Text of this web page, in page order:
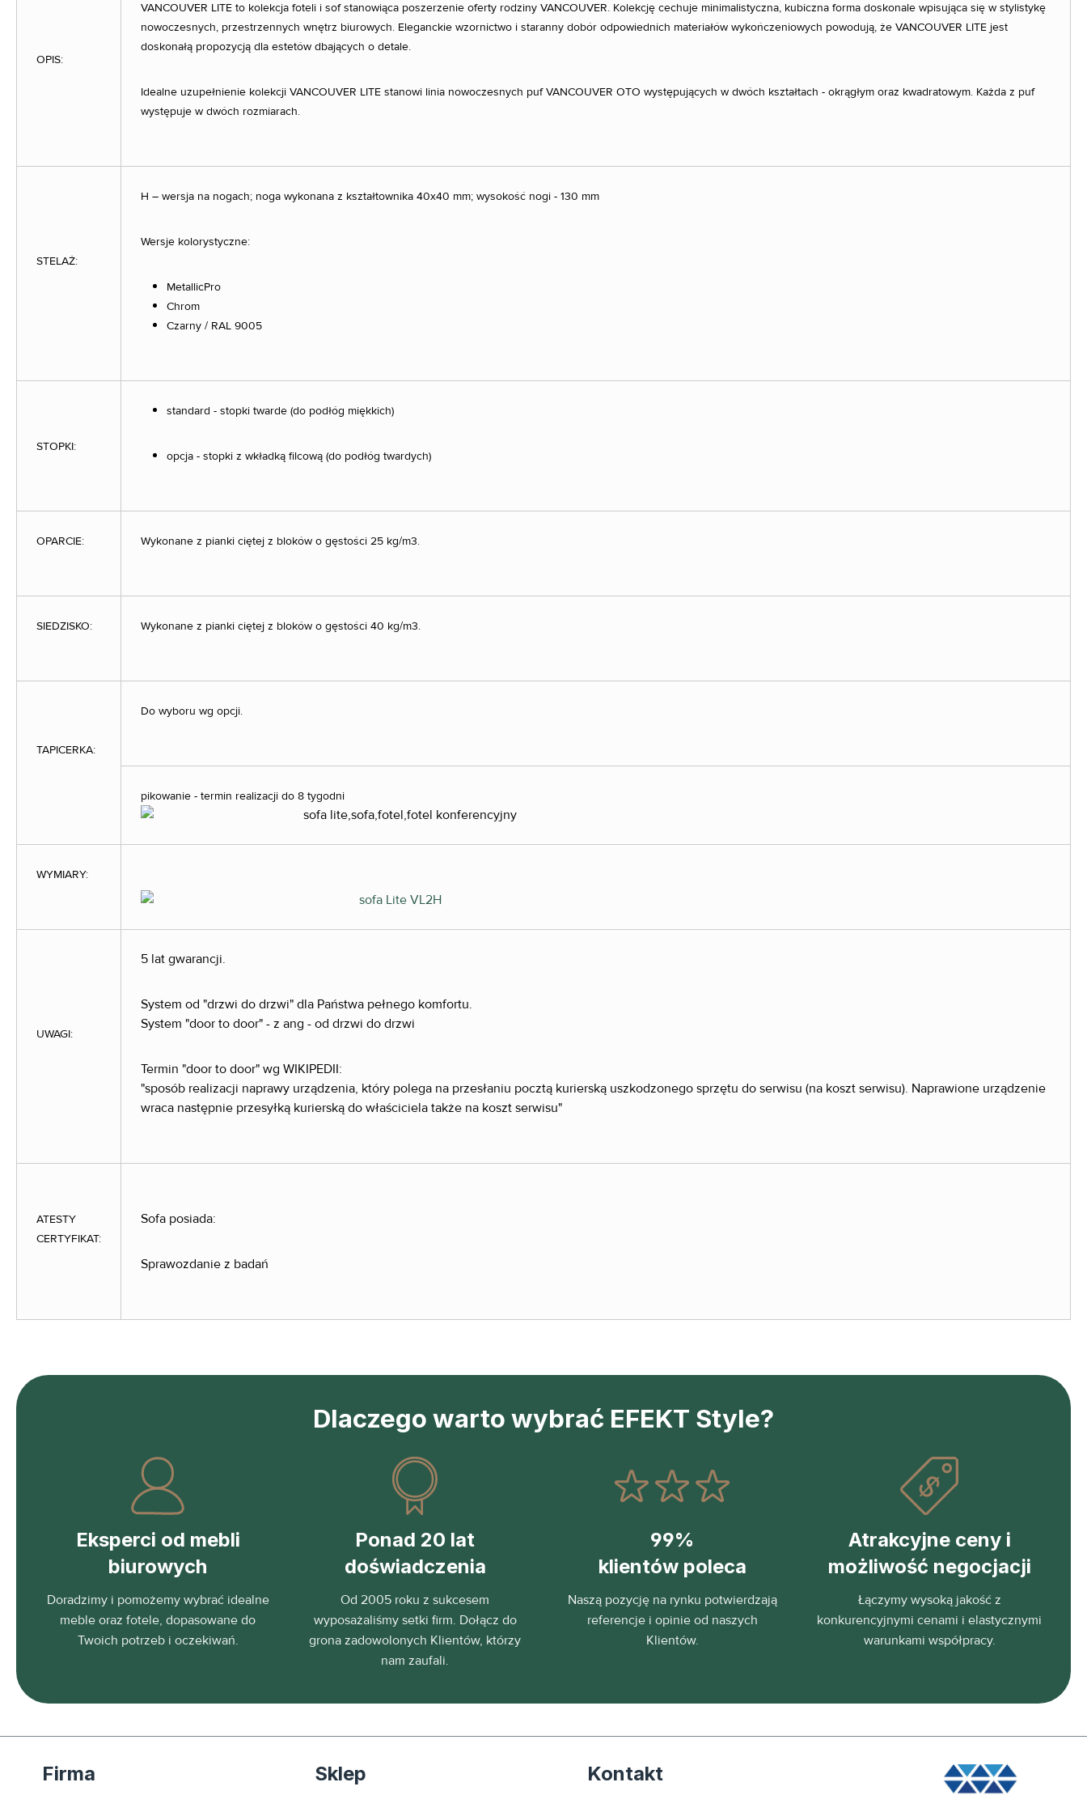
OPIS:
VANCOUVER LITE to kolekcja foteli i sof stanowiąca poszerzenie oferty rodziny VANCOUVER. Kolekcję cechuje minimalistyczna, kubiczna forma doskonale wpisująca się w stylistykę
nowoczesnych, przestrzennych wnętrz biurowych. Eleganckie wzornictwo i staranny dobór odpowiednich materiałów wykończeniowych powodują, że VANCOUVER LITE jest
doskonałą propozycją dla estetów dbających o detale.
Idealne uzupełnienie kolekcji VANCOUVER LITE stanowi linia nowoczesnych puf VANCOUVER OTO występujących w dwóch kształtach - okrągłym oraz kwadratowym. Każda z puf
występuje w dwóch rozmiarach.
STELAŻ:
H – wersja na nogach; noga wykonana z kształtownika 40x40 mm; wysokość nogi - 130 mm
Wersje kolorystyczne:
MetallicPro
Chrom
Czarny / RAL 9005
STOPKI:
standard - stopki twarde (do podłóg miękkich)
opcja - stopki z wkładką filcową (do podłóg twardych)
OPARCIE: Wykonane z pianki ciętej z bloków o gęstości 25 kg/m3.
SIEDZISKO: Wykonane z pianki ciętej z bloków o gęstości 40 kg/m3.
TAPICERKA:
Do wyboru wg opcji.
pikowanie - termin realizacji do 8 tygodni
WYMIARY:
UWAGI:
5 lat gwarancji.
System od "drzwi do drzwi" dla Państwa pełnego komfortu.
System "door to door" - z ang - od drzwi do drzwi
Termin "door to door" wg WIKIPEDII:
"sposób realizacji naprawy urządzenia, który polega na przesłaniu pocztą kurierską uszkodzonego sprzętu do serwisu (na koszt serwisu). Naprawione urządzenie
wraca następnie przesyłką kurierską do właściciela także na koszt serwisu"
ATESTY
CERTYFIKAT:
Sofa posiada:
Sprawozdanie z badań
Dlaczego warto wybrać EFEKT Style?
Eksperci od mebli
biurowych
Doradzimy i pomożemy wybrać idealne
meble oraz fotele, dopasowane do
Twoich potrzeb i oczekiwań.
Ponad 20 lat
doświadczenia
Od 2005 roku z sukcesem
wyposażaliśmy setki firm. Dołącz do
grona zadowolonych Klientów, którzy
nam zaufali.
99%
klientów poleca
Naszą pozycję na rynku potwierdzają
referencje i opinie od naszych
Klientów.
Atrakcyjne ceny i
możliwość negocjacji
Łączymy wysoką jakość z
konkurencyjnymi cenami i elastycznymi
warunkami współpracy.
Firma Sklep Kontakt